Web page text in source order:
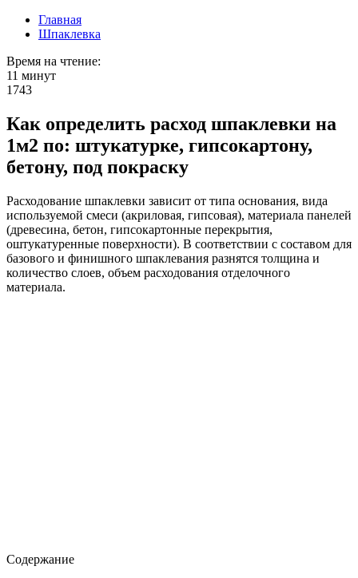
Главная
Шпаклевка
Время на чтение:
11 минут
1743
Как определить расход шпаклевки на
1м2 по: штукатурке, гипсокартону,
бетону, под покраску
Расходование шпаклевки зависит от типа основания, вида
используемой смеси (акриловая, гипсовая), материала панелей
(древесина, бетон, гипсокартонные перекрытия,
оштукатуренные поверхности). В соответствии с составом для
базового и финишного шпаклевания разнятся толщина и
количество слоев, объем расходования отделочного
материала.
Содержание